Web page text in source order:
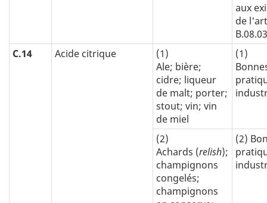
aux
de
C.14
Acide citrique
(1)
Ale; bière;
cidre; liqueur
de malt; porter;
stout; vin; vin
de miel
(1)
(2)
Achards (relish);
champignons
congelés;
champignons
(2)